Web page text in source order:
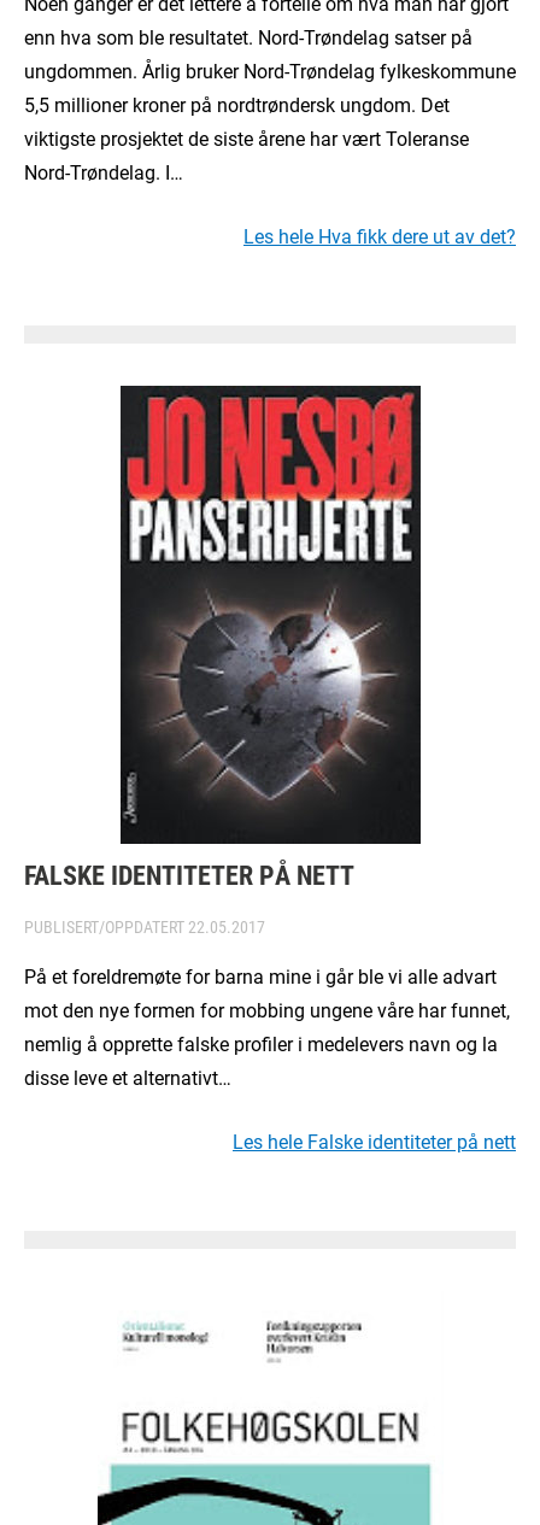
enn hva som ble resultatet. Nord-Trøndelag satser på
ungdommen. Årlig bruker Nord-Trøndelag fylkeskommune
5,5 millioner kroner på nordtrøndersk ungdom. Det
viktigste prosjektet de siste årene har vært Toleranse
Nord-Trøndelag. I…
Les hele Hva fikk dere ut av det?
FALSKE IDENTITETER PÅ NETT
PUBLISERT/OPPDATERT 22.05.2017
På et foreldremøte for barna mine i går ble vi alle advart
mot den nye formen for mobbing ungene våre har funnet,
nemlig å opprette falske profiler i medelevers navn og la
disse leve et alternativt…
Les hele Falske identiteter på nett